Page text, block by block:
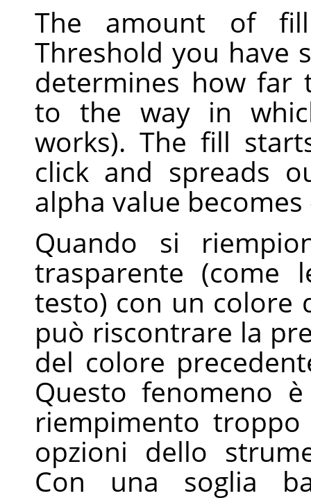
The amount of
Threshold you have
determines how far
to the way in
works). The fill
click and spreads
alpha value becomes
Quando si
trasparente
testo) con un colore
può riscontrare la
del colore
Questo fenomeno
riempimento
opzioni dello
Con una soglia